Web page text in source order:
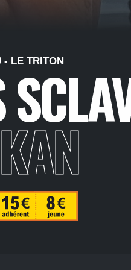
- LE TRITON